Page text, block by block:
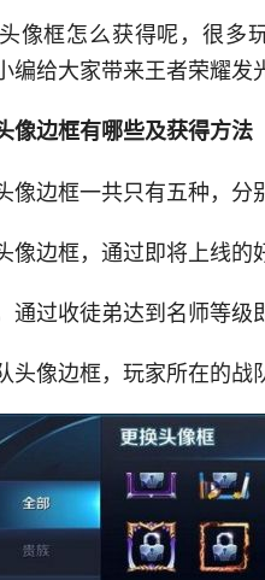
像框怎么获得呢，很多
编给大家带来王者荣耀发
像边框有哪些及获得方法
像边框一共只有五种，分
像边框，通过即将上线的
通过收徒弟达到名师等级
头像边框，玩家所在的战